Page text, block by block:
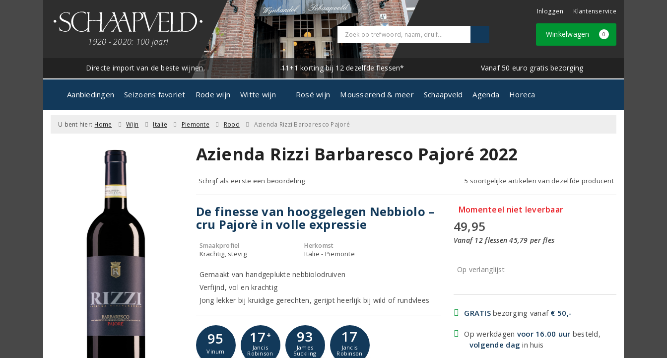
1920 - 2020: 100 jaar!
Inloggen Klantenservice
Winkelwagen 0
Directe import van de beste wijnen. 11+1 korting bij 12 dezelfde flessen* Vanaf 50 euro gratis bezorging
Aanbiedingen Seizoens favoriet Rode wijn Witte wijn Rosé wijn Mousserend & meer Schaapveld Agenda Horeca
U bent hier: Home Wijn Italië Piemonte Rood Azienda Rizzi Barbaresco Pajoré
Azienda Rizzi Barbaresco Pajoré 2022
Schrijf als eerste een beoordeling 5 soortgelijke artikelen van dezelfde producent
De finesse van hooggelegen Nebbiolo –
cru Pajorè in volle expressie
Smaakprofiel
Krachtig, stevig
Herkomst
Italië - Piemonte
Gemaakt van handgeplukte nebbiolodruiven
Verfijnd, vol en krachtig
Jong lekker bij kruidige gerechten, gerijpt heerlijk bij wild of rundvlees
95
Vinum
17+
Jancis
Robinson
93
James
Suckling
17
Jancis
Robinson
Momenteel niet leverbaar
49,95
Vanaf 12 flessen 45,79 per fles
Op verlanglijst
GRATISbezorging vanaf € 50,-
Op werkdagen voor 16.00 uur besteld,
volgende dag in huis